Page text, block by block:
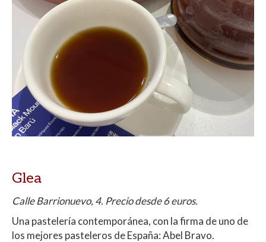
Glea
Calle Barrionuevo, 4. Precio desde 6 euros.
Una pastelería contemporánea, con la firma de uno de
los mejores pasteleros de España: Abel Bravo.